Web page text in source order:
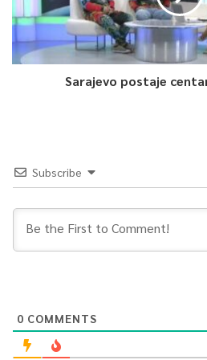
“Nismo sumnjali ni jedne sekunde u
poluvremenu. Nekako je sve išlo
smo imali blagu prednost od šest
pokazali smo karakter i drago mi je
smo nadoknaditi razliku i pobijediti.”
Vrela atmosfera u dvorani “Zetri”
podrška sa tribina dala je igračima
najpotrebnije.
Sarajevo postaje
Subscribe
0 COMMENTS